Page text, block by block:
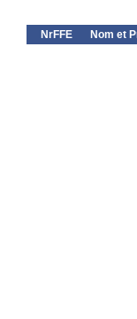
NrFFE Nom et